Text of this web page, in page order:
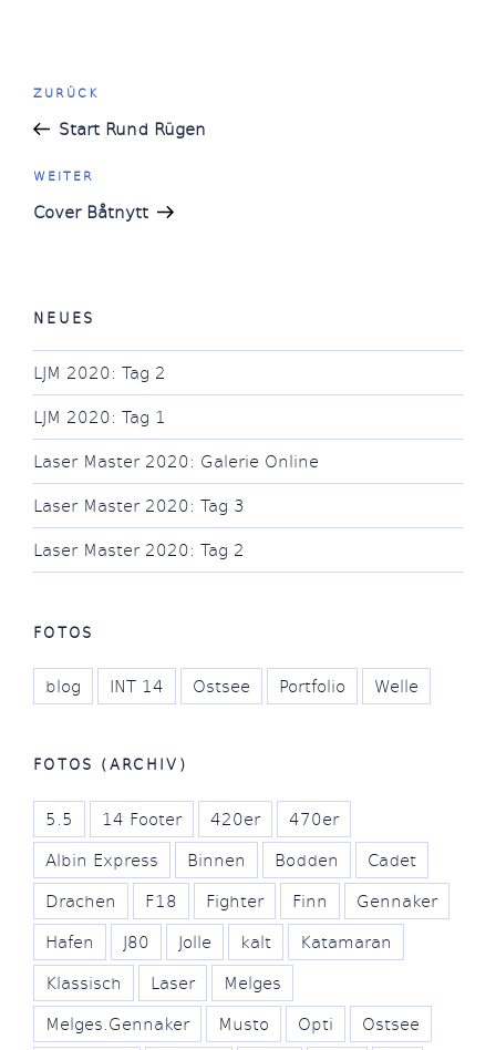
Beitragsnavigation
Vorheriger
Beitrag
ZURÜCK
Start Rund Rügen
Nächster
Beitrag
WEITER
Cover Båtnytt
NEUES
LJM 2020: Tag 2
LJM 2020: Tag 1
Laser Master 2020: Galerie Online
Laser Master 2020: Tag 3
Laser Master 2020: Tag 2
FOTOS
blog INT 14 Ostsee Portfolio Welle
FOTOS (ARCHIV)
5.5 14 Footer 420er
470er
Albin Express
Binnen Bodden
Cadet
Drachen
F18 Fighter Finn
Gennaker
Hafen
J80 Jolle kalt
Katamaran
Klassisch
Laser
Melges
Melges.Gennaker
Musto Opti
Ostsee